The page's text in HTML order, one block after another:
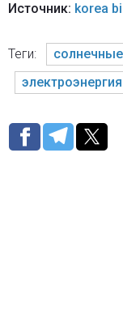
Источник: korea
Теги:
электроэнергия